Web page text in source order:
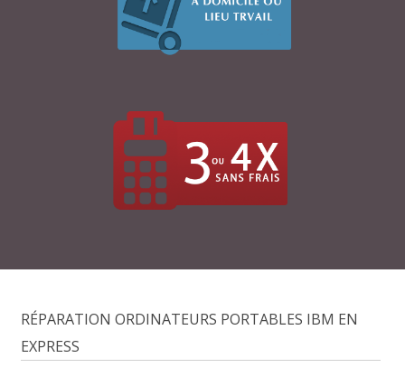
RÉPARATION ORDINATEURS PORTABLES IBM EN
EXPRESS